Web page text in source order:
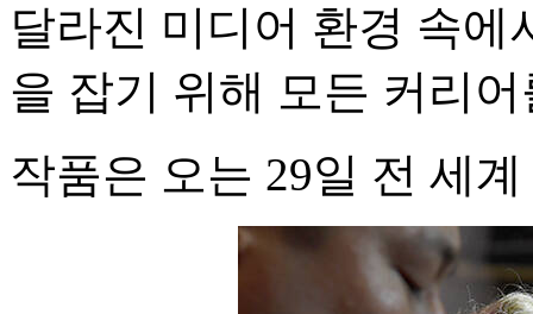
달라진 미디어 환경 속
을 잡기 위해 모든 커리
작품은 오는 29일 전 세